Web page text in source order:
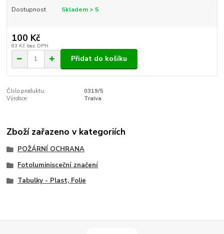
Dostupnost Skladem > 5
100 Kč
83 Kč bez DPH
Přidat do košíku
Číslo produktu:
0319/5
Výrobce:
Traiva
Zboží zařazeno v kategoriích
POŽÁRNÍ OCHRANA
Fotoluminisceční značení
Tabulky - Plast, Folie